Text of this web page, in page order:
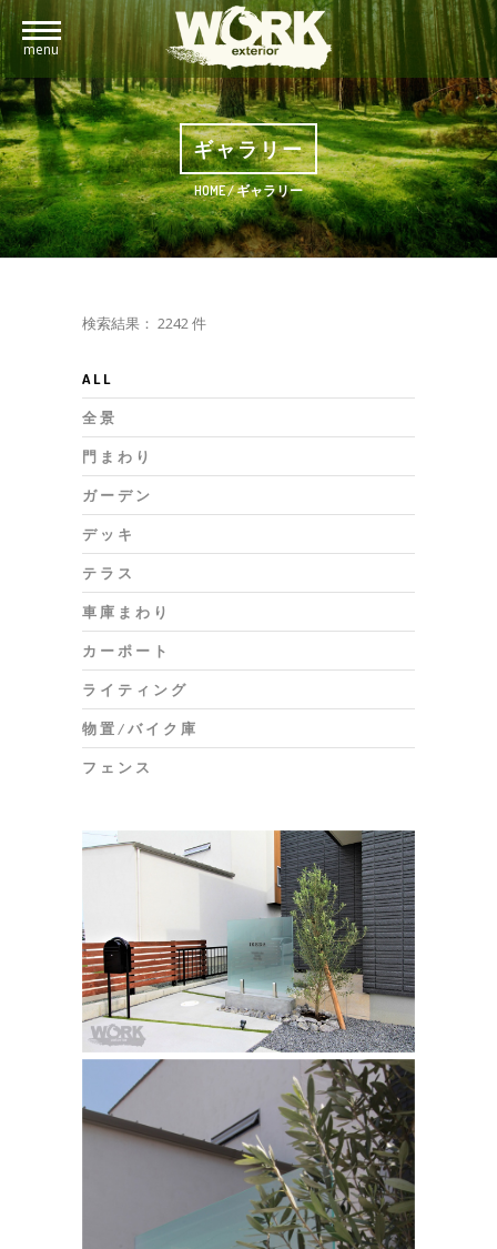
menu
ギャラリー
HOME/ギャラリー
検索結果： 2242 件
ALL
全景
門まわり
ガーデン
デッキ
テラス
車庫まわり
カーポート
ライティング
物置/バイク庫
フェンス